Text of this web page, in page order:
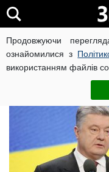
Продовжуючи
ознайомилися з
використанням файлів
Петро
Досьє